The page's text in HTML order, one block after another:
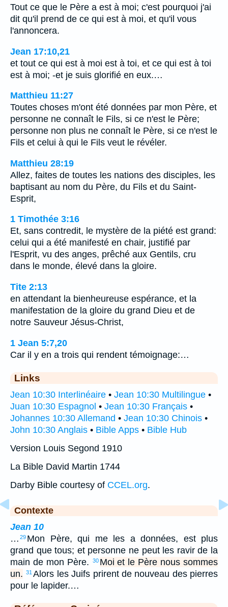
Tout ce que le Père a est à moi; c'est pourquoi j'ai
dit qu'il prend de ce qui est à moi, et qu'il vous
l'annoncera.
Jean 17:10,21
et tout ce qui est à moi est à toi, et ce qui est à toi
est à moi; -et je suis glorifié en eux.…
Matthieu 11:27
Toutes choses m'ont été données par mon Père, et
personne ne connaît le Fils, si ce n'est le Père;
personne non plus ne connaît le Père, si ce n'est le
Fils et celui à qui le Fils veut le révéler.
Matthieu 28:19
Allez, faites de toutes les nations des disciples, les
baptisant au nom du Père, du Fils et du Saint-
Esprit,
1 Timothée 3:16
Et, sans contredit, le mystère de la piété est grand:
celui qui a été manifesté en chair, justifié par
l'Esprit, vu des anges, prêché aux Gentils, cru
dans le monde, élevé dans la gloire.
Tite 2:13
en attendant la bienheureuse espérance, et la
manifestation de la gloire du grand Dieu et de
notre Sauveur Jésus-Christ,
1 Jean 5:7,20
Car il y en a trois qui rendent témoignage:…
Links
Jean 10:30 Interlinéaire • Jean 10:30 Multilingue •
Juan 10:30 Espagnol • Jean 10:30 Français •
Johannes 10:30 Allemand • Jean 10:30 Chinois •
John 10:30 Anglais • Bible Apps • Bible Hub
Version Louis Segond 1910
La Bible David Martin 1744
Darby Bible courtesy of CCEL.org.
Contexte
Jean 10
… 29 Mon Père, qui me les a données, est plus
grand que tous; et personne ne peut les ravir de la
main de mon Père.
30 Moi et le Père nous sommes
un.
31 Alors les Juifs prirent de nouveau des pierres
pour le lapider.…